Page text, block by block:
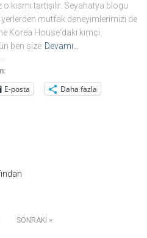
kısmı tartışılır. Seyahatya blogu
mutfak deneyimlerimizi de
Korea House‘daki kimçi
ben size Devamı…
E-posta Daha fazla
SONRAKI